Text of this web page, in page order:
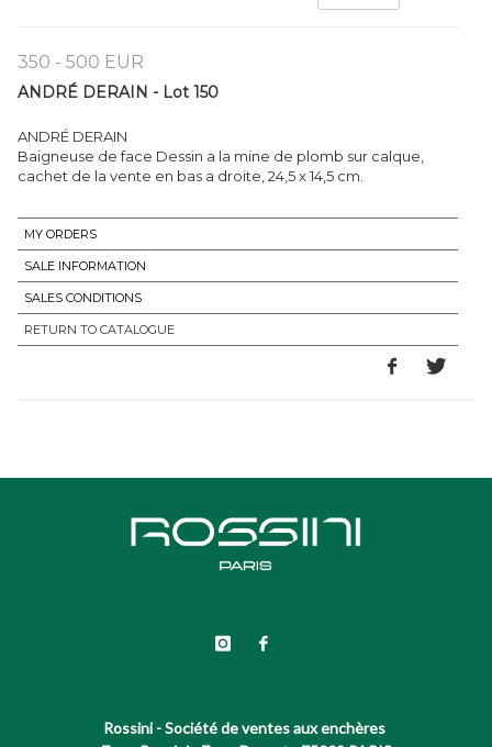
350 - 500 EUR
ANDRÉ DERAIN - Lot 150
ANDRÉ DERAIN
Baigneuse de face Dessin a la mine de plomb sur calque,
cachet de la vente en bas a droite, 24,5 x 14,5 cm.
MY ORDERS
SALE INFORMATION
SALES CONDITIONS
RETURN TO CATALOGUE
Rossini - Société de ventes aux enchères